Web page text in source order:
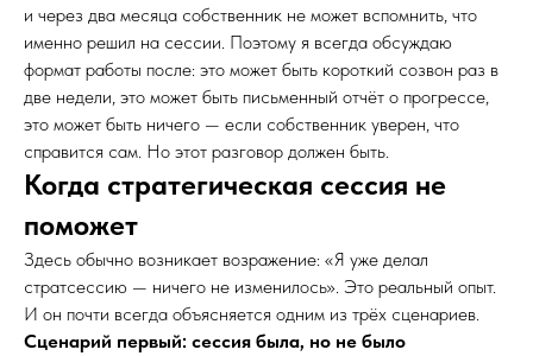
и через два месяца собственник не может вспомнить, что
именно решил на сессии. Поэтому я всегда обсуждаю
формат работы после: это может быть короткий созвон раз в
две недели, это может быть письменный отчёт о прогрессе,
это может быть ничего — если собственник уверен, что
справится сам. Но этот разговор должен быть.
Когда стратегическая сессия не
поможет
Здесь обычно возникает возражение: «Я уже делал
стратсессию — ничего не изменилось». Это реальный опыт.
И он почти всегда объясняется одним из трёх сценариев.
Сценарий первый: сессия была, но не было